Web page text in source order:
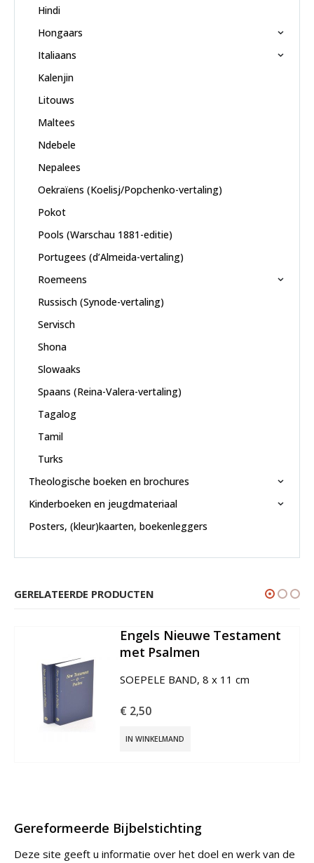
Hindi
Hongaars
Italiaans
Kalenjin
Litouws
Maltees
Ndebele
Nepalees
Oekraïens (Koelisj/Popchenko-vertaling)
Pokot
Pools (Warschau 1881-editie)
Portugees (d’Almeida-vertaling)
Roemeens
Russisch (Synode-vertaling)
Servisch
Shona
Slowaaks
Spaans (Reina-Valera-vertaling)
Tagalog
Tamil
Turks
Theologische boeken en brochures
Kinderboeken en jeugdmateriaal
Posters, (kleur)kaarten, boekenleggers
GERELATEERDE PRODUCTEN
Engelse
Gereformeerde Bijbelstichting
Deze site geeft u informatie over het doel en werk van de